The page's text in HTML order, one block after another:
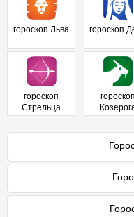
гороскоп Льва гороскоп
гороскоп
Стрельца
гороскоп